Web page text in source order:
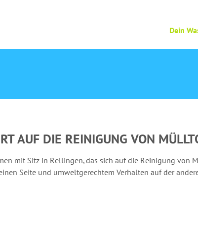
Dein
AUF DIE REINIGUNG VON
mit Sitz in Rellingen, das sich auf die Reinigung
Seite und umweltgerechtem Verhalten auf der